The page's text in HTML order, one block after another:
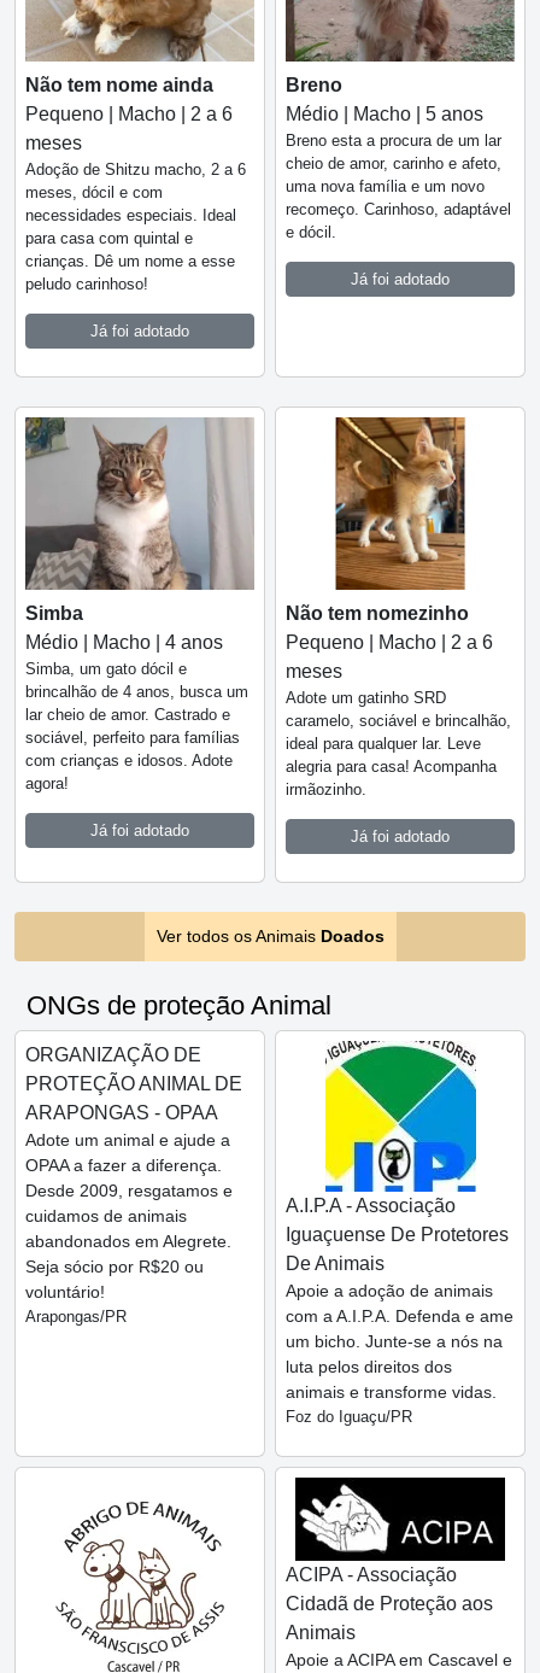
Não tem nome ainda
Pequeno | Macho | 2 a 6
meses
Adoção de Shitzu macho, 2 a 6
meses, dócil e com
necessidades especiais. Ideal
para casa com quintal e
crianças. Dê um nome a esse
peludo carinhoso!
Já foi adotado
Breno
Médio | Macho | 5 anos
Breno esta a procura de um lar
cheio de amor, carinho e afeto,
uma nova família e um novo
recomeço. Carinhoso, adaptável
e dócil.
Já foi adotado
Simba
Médio | Macho | 4 anos
Simba, um gato dócil e
brincalhão de 4 anos, busca um
lar cheio de amor. Castrado e
sociável, perfeito para famílias
com crianças e idosos. Adote
agora!
Já foi adotado
Não tem nomezinho
Pequeno | Macho | 2 a 6
meses
Adote um gatinho SRD
caramelo, sociável e brincalhão,
ideal para qualquer lar. Leve
alegria para casa! Acompanha
irmãozinho.
Já foi adotado
Ver todos os Animais Doados
ONGs de proteção Animal
ORGANIZAÇÃO DE
PROTEÇÃO ANIMAL DE
ARAPONGAS - OPAA
Adote um animal e ajude a
OPAA a fazer a diferença.
Desde 2009, resgatamos e
cuidamos de animais
abandonados em Alegrete.
Seja sócio por R$20 ou
voluntário!
Arapongas/PR
A.I.P.A - Associação
Iguaçuense De Protetores
De Animais
Apoie a adoção de animais
com a A.I.P.A. Defenda e ame
um bicho. Junte-se a nós na
luta pelos direitos dos
animais e transforme vidas.
Foz do Iguaçu/PR
ACIPA - Associação
Cidadã de Proteção aos
Animais
Apoie a ACIPA em Cascavel e